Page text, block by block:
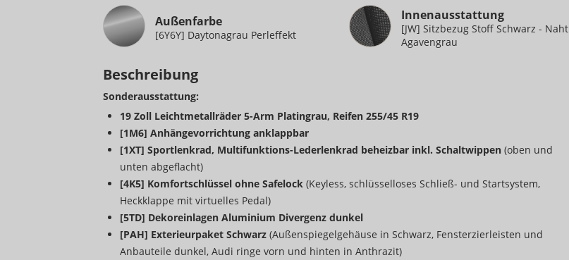
Außenfarbe
[6Y6Y] Daytonagrau Perleffekt
InnenausstattungInnenausstattung
[JW] Sitzbezug Stoff Schwarz - Naht
Agavengrau
Beschreibung
Sonderausstattung:
19 Zoll Leichtmetallräder 5-Arm Platingrau, Reifen 255/45 R19
[1M6] Anhängevorrichtung anklappbar
[1XT] Sportlenkrad, Multifunktions-Lederlenkrad beheizbar inkl. Schaltwippen (oben und
unten abgeflacht)
[4K5] Komfortschlüssel ohne Safelock (Keyless, schlüsselloses Schließ- und Startsystem,
Heckklappe mit virtuelles Pedal)
[5TD] Dekoreinlagen Aluminium Divergenz dunkel
[PAH] Exterieurpaket Schwarz (Außenspiegelgehäuse in Schwarz, Fensterzierleisten und
Anbauteile dunkel, Audi ringe vorn und hinten in Anthrazit)